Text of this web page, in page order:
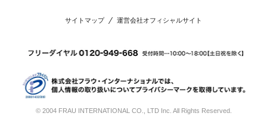
サイトマップ 運営会社オフィシャルサイト
© 2004 FRAU INTERNATIONAL CO., LTD Inc. All Rights Reserved.